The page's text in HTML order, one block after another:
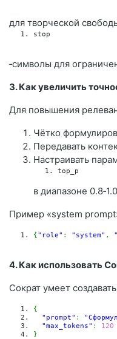
для творческой
stop
‑символы для
3. Как увеличить
Для повышения
Чётко
Передавать
Настраивать
top_p
в диапазоне
Пример «system
{"role" : "system" ,
4. Как использовать
Сократ умеет
{
"prompt" :
"max_tokens" :
120
}